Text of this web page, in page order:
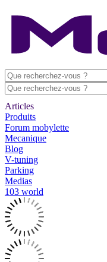
Articles
Produits
Forum mobylette
Mecanique
Blog
V-tuning
Parking
Medias
103 world